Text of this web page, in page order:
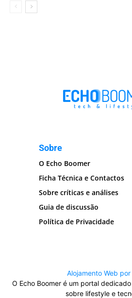
Sobre
O Echo Boomer
Ficha Técnica e Contactos
Sobre críticas e análises
Guia de discussão
Política de Privacidade
Alojamento Web por
O Echo Boomer é um portal
sobre lifestyle e